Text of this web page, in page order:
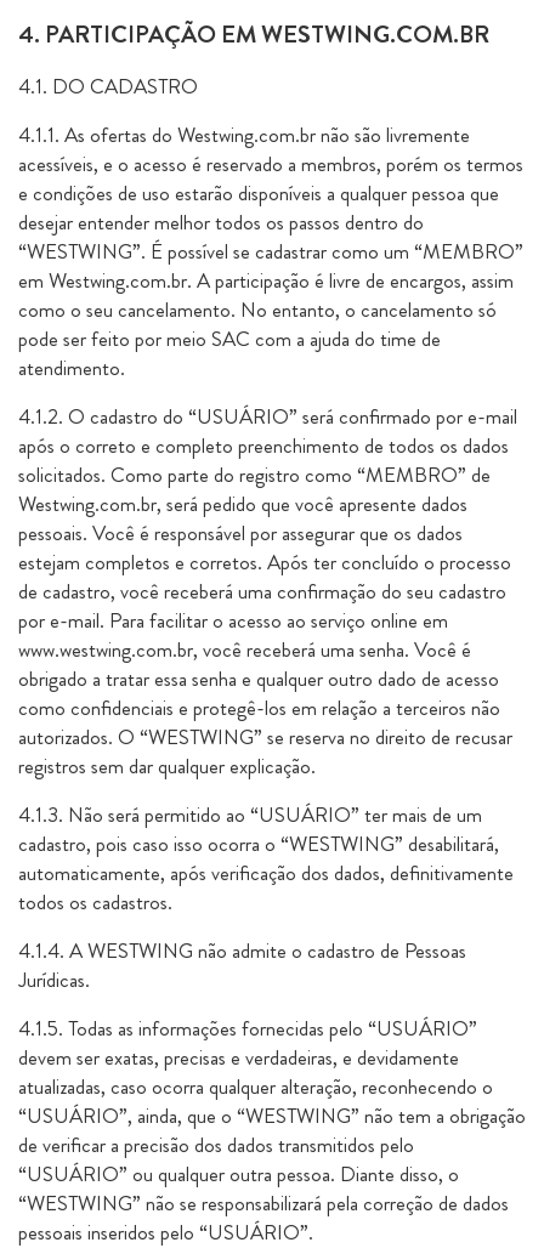
4. PARTICIPAÇÃO EM WESTWING.COM.BR
4.1. DO CADASTRO
4.1.1. As ofertas do Westwing.com.br não são livremente
acessíveis, e o acesso é reservado a membros, porém os termos
e condições de uso estarão disponíveis a qualquer pessoa que
desejar entender melhor todos os passos dentro do
“WESTWING”. É possível se cadastrar como um “MEMBRO”
em Westwing.com.br. A participação é livre de encargos, assim
como o seu cancelamento. No entanto, o cancelamento só
pode ser feito por meio SAC com a ajuda do time de
atendimento.
4.1.2. O cadastro do “USUÁRIO” será confirmado por e-mail
após o correto e completo preenchimento de todos os dados
solicitados. Como parte do registro como “MEMBRO” de
Westwing.com.br, será pedido que você apresente dados
pessoais. Você é responsável por assegurar que os dados
estejam completos e corretos. Após ter concluído o processo
de cadastro, você receberá uma confirmação do seu cadastro
por e-mail. Para facilitar o acesso ao serviço online em
www.westwing.com.br, você receberá uma senha. Você é
obrigado a tratar essa senha e qualquer outro dado de acesso
como confidenciais e protegê-los em relação a terceiros não
autorizados. O “WESTWING” se reserva no direito de recusar
registros sem dar qualquer explicação.
4.1.3. Não será permitido ao “USUÁRIO” ter mais de um
cadastro, pois caso isso ocorra o “WESTWING” desabilitará,
automaticamente, após verificação dos dados, definitivamente
todos os cadastros.
4.1.4. A WESTWING não admite o cadastro de Pessoas
Jurídicas.
4.1.5. Todas as informações fornecidas pelo “USUÁRIO”
devem ser exatas, precisas e verdadeiras, e devidamente
atualizadas, caso ocorra qualquer alteração, reconhecendo o
“USUÁRIO”, ainda, que o “WESTWING” não tem a obrigação
de verificar a precisão dos dados transmitidos pelo
“USUÁRIO” ou qualquer outra pessoa. Diante disso, o
“WESTWING” não se responsabilizará pela correção de dados
pessoais inseridos pelo “USUÁRIO”.